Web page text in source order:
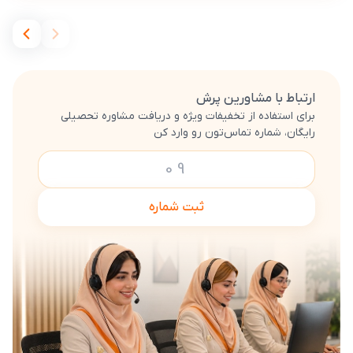
ارتباط با مشاورین پرش
برای استفاده از تخفیفات ویژه و دریافت مشاوره تحصیلی
رایگان، شماره تماس‌تون رو وارد کن
ثبت شماره